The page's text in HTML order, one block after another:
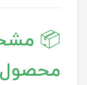
📦